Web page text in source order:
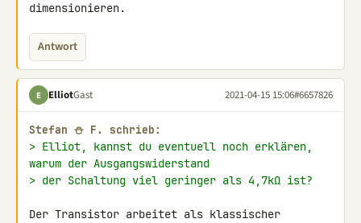
dimensionieren.
Antwort
E ElliotGast 2021-04-15 15:06#6657826
Stefan ⛄ F. schrieb:
> Elliot, kannst du eventuell noch erklären,
warum der Ausgangswiderstand
> der Schaltung viel geringer als 4,7kΩ ist?
Der Transistor arbeitet als klassischer